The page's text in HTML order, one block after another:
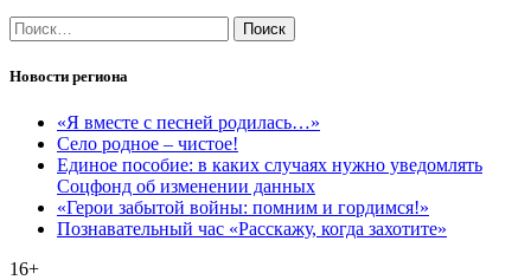
Найти:
Новости региона
«Я вместе с песней родилась…»
Село родное – чистое!
Единое пособие: в каких случаях нужно уведомлять
Соцфонд об изменении данных
«Герои забытой войны: помним и гордимся!»
Познавательный час «Расскажу, когда захотите»
16+